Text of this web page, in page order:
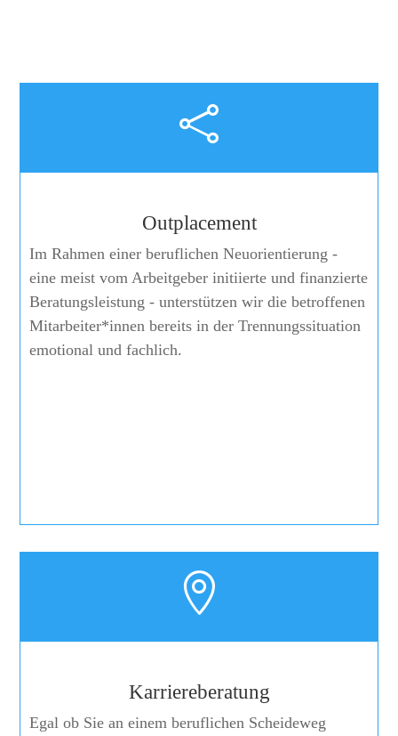

Outplacement
Im Rahmen einer beruflichen Neuorientierung -
eine meist vom Arbeitgeber initiierte und finanzierte
Beratungsleistung - unterstützen wir die betroffenen
Mitarbeiter*innen bereits in der Trennungssituation
emotional und fachlich.

Karriereberatung
Egal ob Sie an einem beruflichen Scheideweg